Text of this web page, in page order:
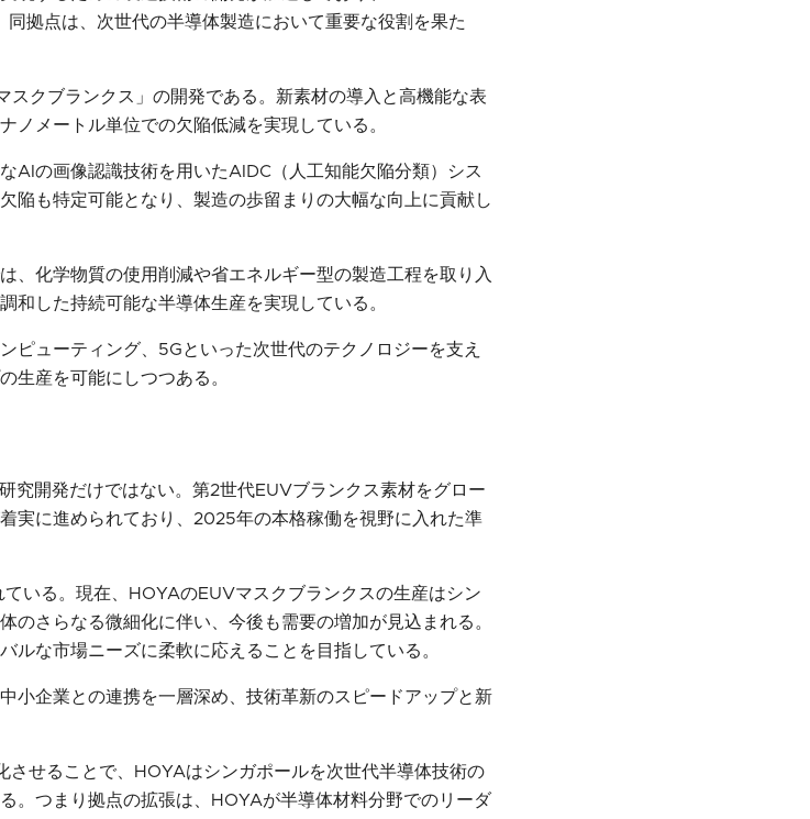
拠点は、次世代の半導体製造において重要な役割を果た
クブランクス」の開発である。新素材の導入と高機能な表
ノメートル単位での欠陥低減を実現している。
AIの画像認識技術を用いたAIDC（人工知能欠陥分類）シス
陥も特定可能となり、製造の歩留まりの大幅な向上に貢献し
、化学物質の使用削減や省エネルギー型の製造工程を取り入
和した持続可能な半導体生産を実現している。
ピューティング、5Gといった次世代のテクノロジーを支え
生産を可能にしつつある。
究開発だけではない。第2世代EUVブランクス素材をグロー
実に進められており、2025年の本格稼働を視野に入れた準
いる。現在、HOYAのEUVマスクブランクスの生産はシン
のさらなる微細化に伴い、今後も需要の増加が見込まれる。
ルな市場ニーズに柔軟に応えることを目指している。
小企業との連携を一層深め、技術革新のスピードアップと新
させることで、HOYAはシンガポールを次世代半導体技術の
。つまり拠点の拡張は、HOYAが半導体材料分野でのリーダ